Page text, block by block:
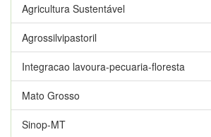
Agricultura Sustentável
Agrossilvipastoril
Integracao lavoura-pecuaria-floresta
Mato Grosso
Sinop-MT